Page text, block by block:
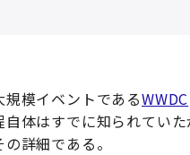
模イベントであるWWDC
自体はすでに知られてい
詳細である。